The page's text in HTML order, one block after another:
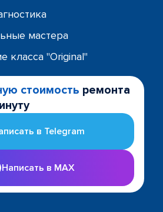
мастера
класса "Original"
стоимость ремонта
в Telegram
Написать в MAX